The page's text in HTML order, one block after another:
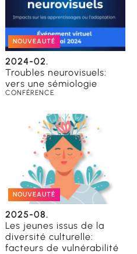
NOUVEAUTÉ
2024-02.
Troubles neurovisuels:
vers une sémiologie
CONFÉRENCE
NOUVEAUTÉ
2025-08.
Les jeunes issus de la
diversité culturelle:
facteurs de vulnérabilité